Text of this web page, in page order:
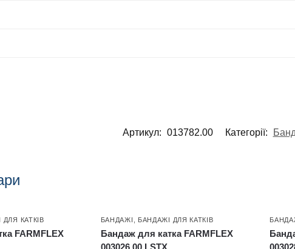
Артикул: 013782.00 Категорії:
ДЛЯ КАТКІВ
FARMFLEX
БАНДАЖІ , БАНДАЖІ ДЛЯ КАТКІВ
Бандаж для катка FARMFLEX